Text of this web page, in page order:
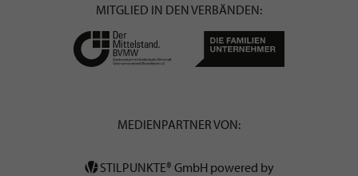
MITGLIED IN DEN VERBÄNDEN:
MEDIENPARTNER VON:
STILPUNKTE® GmbH powered by